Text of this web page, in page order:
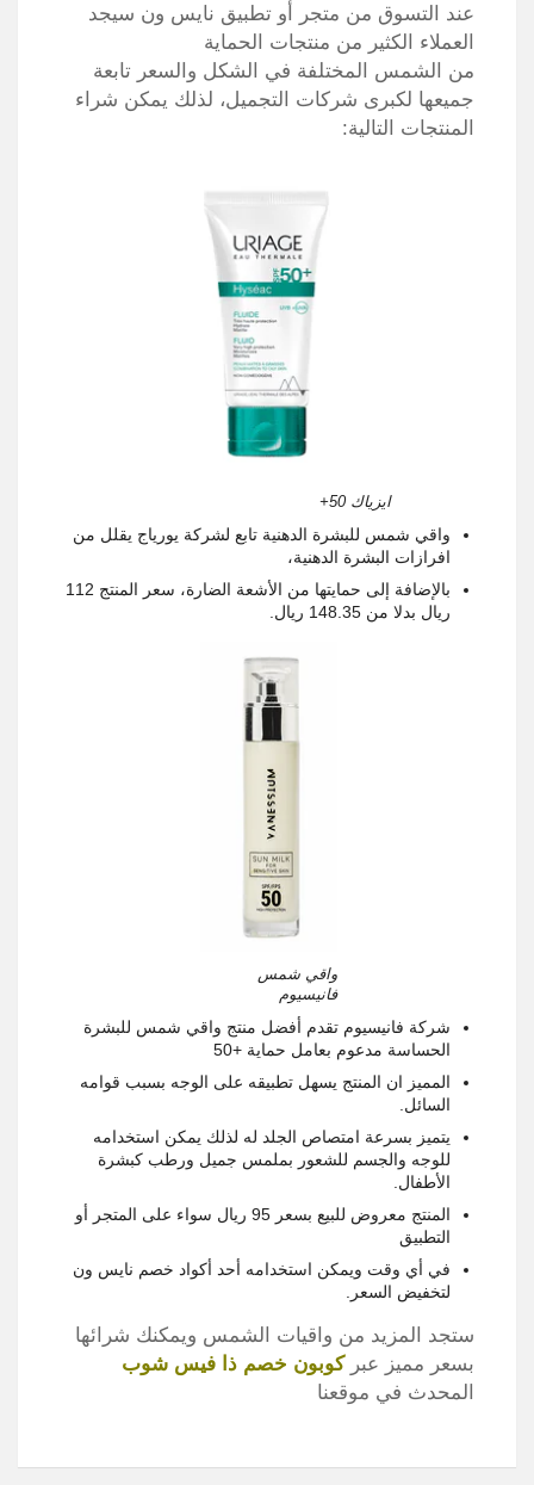
عند التسوق من متجر أو تطبيق نايس ون سيجد
العملاء الكثير من منتجات الحماية
من الشمس المختلفة في الشكل والسعر تابعة
جميعها لكبرى شركات التجميل، لذلك يمكن شراء
المنتجات التالية:
ايزياك 50+
واقي شمس للبشرة الدهنية تابع لشركة يورياج يقلل من
افرازات البشرة الدهنية،
بالإضافة إلى حمايتها من الأشعة الضارة، سعر المنتج 112
ريال بدلا من 148.35 ريال.
واقي شمس
فانيسيوم
شركة فانيسيوم تقدم أفضل منتج واقي شمس للبشرة
الحساسة مدعوم بعامل حماية +50
المميز ان المنتج يسهل تطبيقه على الوجه بسبب قوامه
السائل.
يتميز بسرعة امتصاص الجلد له لذلك يمكن استخدامه
للوجه والجسم للشعور بملمس جميل ورطب كبشرة
الأطفال.
المنتج معروض للبيع بسعر 95 ريال سواء على المتجر أو
التطبيق
في أي وقت ويمكن استخدامه أحد أكواد خصم نايس ون
لتخفيض السعر.
ستجد المزيد من واقيات الشمس ويمكنك شرائها
بسعر مميز عبركوبون خصم ذا فيس شوب
المحدث في موقعنا